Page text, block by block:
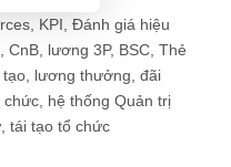
KPI, Đánh giá hiệu
lương 3P, BSC, Thẻ
lương thưởng, đãi
hệ thống Quản trị
tái tạo tổ chức